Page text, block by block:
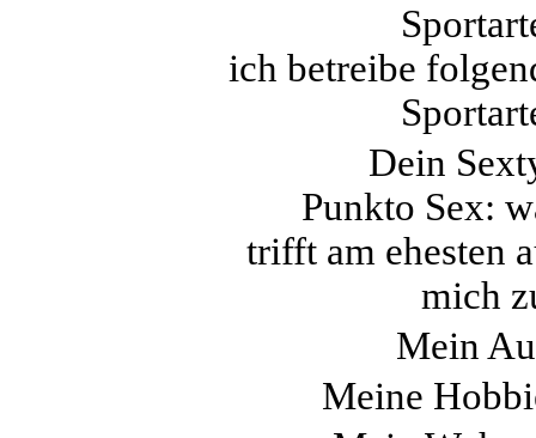
ich betreibe
Dein
Punkto Sex:
trifft am ehesten
mich
Mein
Meine